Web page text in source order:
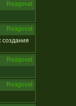
Reagovat
Reagovat
создания
Reagovat
Reagovat